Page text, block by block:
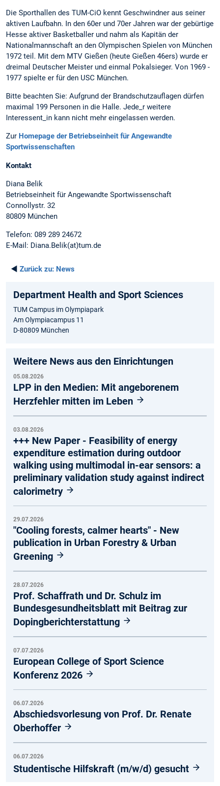
Die Sporthallen des TUM-CiO kennt Geschwindner aus seiner
aktiven Laufbahn. In den 60er und 70er Jahren war der gebürtige
Hesse aktiver Basketballer und nahm als Kapitän der
Nationalmannschaft an den Olympischen Spielen von München
1972 teil. Mit dem MTV Gießen (heute Gießen 46ers) wurde er
dreimal Deutscher Meister und einmal Pokalsieger. Von 1969 -
1977 spielte er für den USC München.
Bitte beachten Sie: Aufgrund der Brandschutzauflagen dürfen
maximal 199 Personen in die Halle. Jede_r weitere
Interessent_in kann nicht mehr eingelassen werden.
Zur Homepage der Betriebseinheit für Angewandte
Sportwissenschaften
Kontakt
Diana Belik
Betriebseinheit für Angewandte Sportwissenschaft
Connollystr. 32
80809 München
Telefon: 089 289 24672
E-Mail: Diana.Belik(at)tum.de
◄ Zurück zu: News
Department Health and Sport Sciences
TUM Campus im Olympiapark
Am Olympiacampus 11
D-80809 München
Weitere News aus den Einrichtungen
05.08.2026
LPP in den Medien: Mit angeborenem
Herzfehler mitten im Leben
03.08.2026
+++ New Paper - Feasibility of energy
expenditure estimation during outdoor
walking using multimodal in-ear sensors: a
preliminary validation study against indirect
calorimetry
29.07.2026
"Cooling forests, calmer hearts" - New
publication in Urban Forestry & Urban
Greening
28.07.2026
Prof. Schaffrath und Dr. Schulz im
Bundesgesundheitsblatt mit Beitrag zur
Dopingberichterstattung
07.07.2026
European College of Sport Science
Konferenz 2026
06.07.2026
Abschiedsvorlesung von Prof. Dr. Renate
Oberhoffer
06.07.2026
Studentische Hilfskraft (m/w/d) gesucht